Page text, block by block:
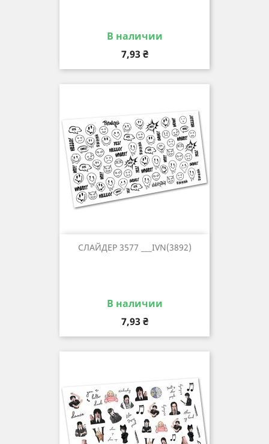
В наличии
Цена
7,93 ₴
СЛАЙДЕР 3577 ___IVN(3892)
В наличии
Цена
7,93 ₴